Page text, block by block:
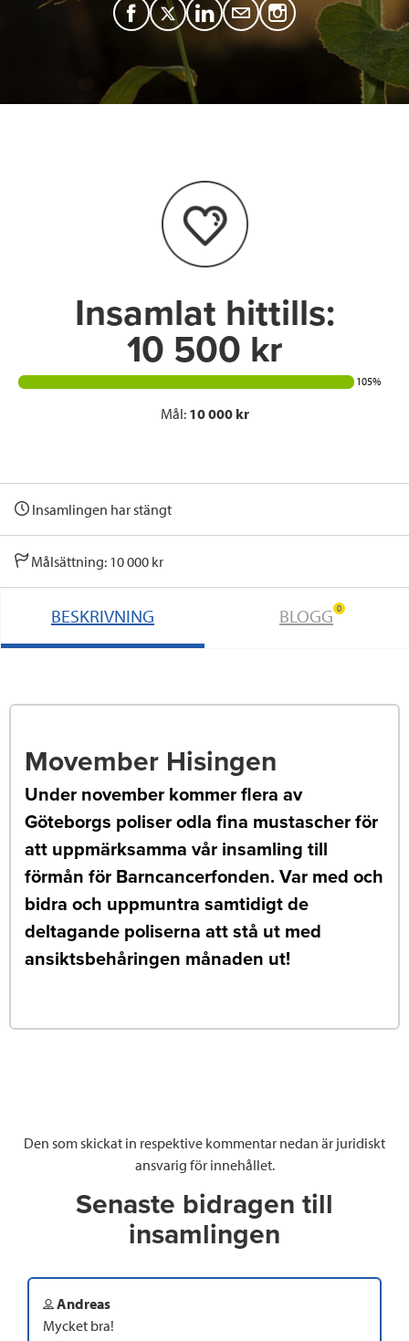
F
c
T
w
i
e
L
I
n
M
a
Insamlat hittills:
10 500 kr
105%
Mål: 10 000 kr
Insamlingen har stängt
Målsättning: 10 000 kr
BESKRIVNING BLOGG 0
Movember Hisingen
Under november kommer flera av
Göteborgs poliser odla fina mustascher för
att uppmärksamma vår insamling till
förmån för Barncancerfonden. Var med och
bidra och uppmuntra samtidigt de
deltagande poliserna att stå ut med
ansiktsbehåringen månaden ut!
Den som skickat in respektive kommentar nedan är juridiskt
ansvarig för innehållet.
Senaste bidragen till
insamlingen
Andreas
Mycket bra!